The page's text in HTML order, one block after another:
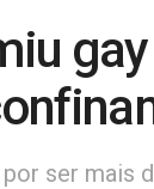
ser mais